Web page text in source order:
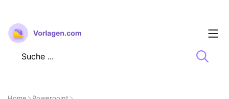
Zum
Inhalt
springen